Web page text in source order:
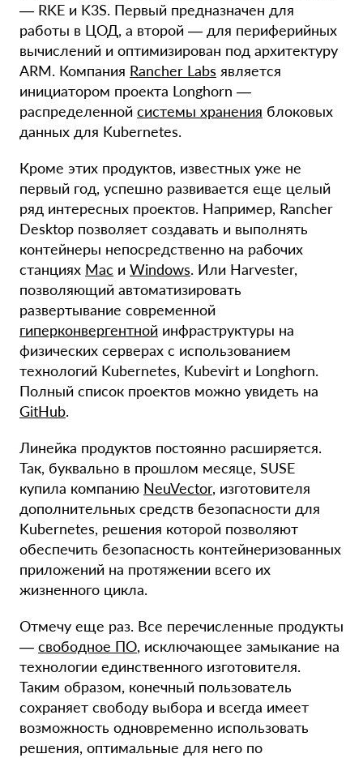
— RKE и K3S. Первый предназначен для
работы в ЦОД, а второй — для периферийных
вычислений и оптимизирован под архитектуру
ARM. Компания Rancher Labs является
инициатором проекта Longhorn —
распределенной системы хранения блоковых
данных для Kubernetes.
Кроме этих продуктов, известных уже не
первый год, успешно развивается еще целый
ряд интересных проектов. Например, Rancher
Desktop позволяет создавать и выполнять
контейнеры непосредственно на рабочих
станциях Mac и Windows. Или Harvester,
позволяющий автоматизировать
развертывание современной
гиперконвергентной инфраструктуры на
физических серверах с использованием
технологий Kubernetes, Kubevirt и Longhorn.
Полный список проектов можно увидеть на
GitHub.
Линейка продуктов постоянно расширяется.
Так, буквально в прошлом месяце, SUSE
купила компанию NeuVector, изготовителя
дополнительных средств безопасности для
Kubernetes, решения которой позволяют
обеспечить безопасность контейнеризованных
приложений на протяжении всего их
жизненного цикла.
Отмечу еще раз. Все перечисленные продукты
— свободное ПО, исключающее замыкание на
технологии единственного изготовителя.
Таким образом, конечный пользователь
сохраняет свободу выбора и всегда имеет
возможность одновременно использовать
решения, оптимальные для него по